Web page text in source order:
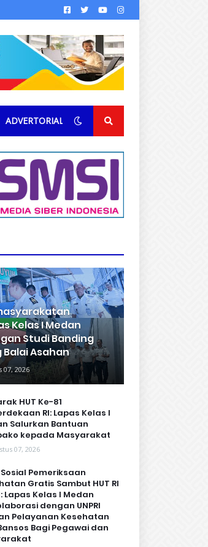
ADVERTORIAL
Kelas I Medan
Studi Banding
Asahan
07, 2026
HUT Ke-81
RI: Lapas Kelas I
Salurkan Bantuan
kepada Masyarakat
07, 2026
Pemeriksaan
Gratis Sambut HUT RI
Lapas Kelas I Medan
dengan UNPRI
Pelayanan Kesehatan
Bagi Pegawai dan